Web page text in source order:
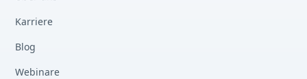
Karriere
Blog
Webinare